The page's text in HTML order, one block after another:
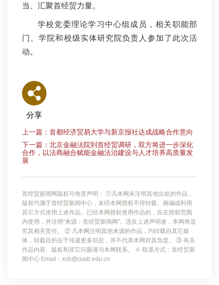
当、汇聚首经贸力量。
学校党委理论学习中心组成员，相关职能部
门、学院和校级实体研究院负责人参加了此次活
动。
分享
上一篇：首都经济贸易大学与新京报社达成战略合作意向
下一篇：北京金融法院到首经贸调研，双方将进一步深化
合作，以法商融合赋能金融法治建设与人才培养高质量发
展
首经贸新闻网版权与免责声明： ①凡本网未注明其他出处的作品，
版权均属于首经贸新闻中心，未经本网授权不得转载、摘编或利用
其它方式使用上述作品。已经本网授权使用作品的，应在授权范围
内使用，并注明“来源：首经贸新闻网”。违反上述声明者，本网将追
究其相关责任。 ② 凡本网注明其他来源的作品，均转载自其它媒
体，转载目的在于传递更多信息，并不代表本网对其负责。 ③ 有关
作品内容、版权和其它问题请与本网联系。 ※ 联系方式：首经贸新
闻中心 Email：xcb@cueb.edu.cn